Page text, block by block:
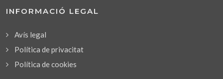
INFORMACIÓ LEGAL
Avís legal
Política de privacitat
Política de cookies